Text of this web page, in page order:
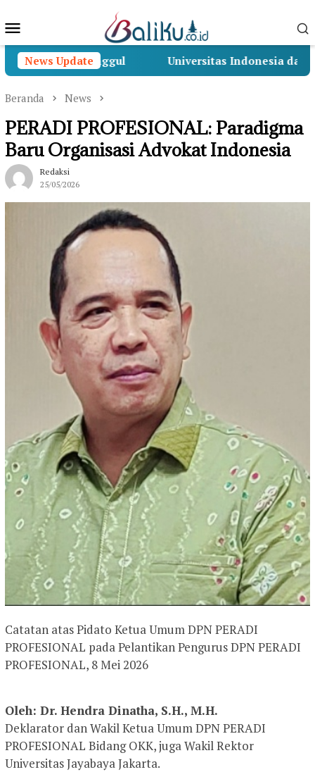
ke
Mobile
News Update
Universitas Indonesia dan PERADI Profesional
Beranda News
PERADI PROFESIONAL: Paradigma
Baru Organisasi Advokat Indonesia
Redaksi
25/05/2026
Catatan atas Pidato Ketua Umum DPN PERADI
PROFESIONAL pada Pelantikan Pengurus DPN PERADI
PROFESIONAL, 8 Mei 2026
Oleh: Dr. Hendra Dinatha, S.H., M.H.
Deklarator dan Wakil Ketua Umum DPN PERADI
PROFESIONAL Bidang OKK, juga Wakil Rektor
Universitas Jayabaya Jakarta.